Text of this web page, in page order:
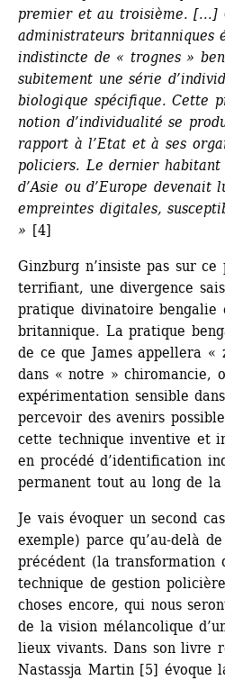
premier et au troisième. [...]
administrateurs britanniques
indistincte de « trognes »
subitement une série
biologique spécifique. Cette
notion d’individualité se
rapport à l’Etat et à ses
policiers. Le dernier
d’Asie ou d’Europe devenait
empreintes digitales,
» [4]
Ginzburg n’insiste pas sur
terrifiant, une divergence
pratique divinatoire
britannique. La pratique
de ce que James appellera «
dans « notre » chiromancie,
expérimentation sensible
percevoir des avenirs
cette technique inventive et
en procédé d’identification
permanent tout au long de
Je vais évoquer un second
exemple) parce qu’au-delà
précédent (la transformation
technique de gestion
choses encore, qui nous
de la vision mélancolique
lieux vivants. Dans son livre
Nastassja Martin [5] évoque